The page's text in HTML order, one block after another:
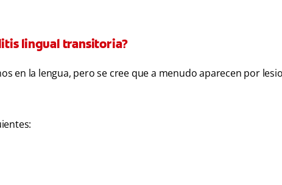
lingual transitoria?
en la lengua, pero se cree que a menudo aparecen por